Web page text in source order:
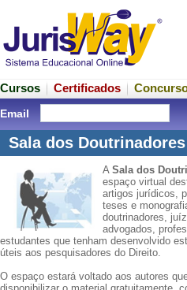
Cursos Certificados
Email
Sala dos Doutrinadores
A Sala dos
espaço virtual
artigos jurídicos,
teses e
doutrinadores,
advogados,
estudantes que tenham desenvolvido
úteis aos pesquisadores do Direito.
O espaço estará voltado aos autores